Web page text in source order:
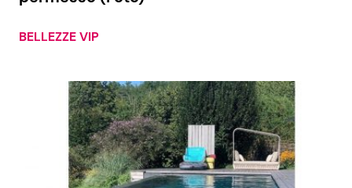
ShowBiz
News Musica
News Spettacolo
BELLEZZE VIP